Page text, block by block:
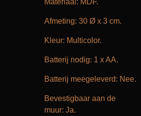
Materiaal: MDF.
Afmeting: 30 Ø x 3 cm.
Kleur: Multicolor.
Batterij nodig: 1 x AA.
Batterij meegeleverd: Nee.
Bevestigbaar aan de
muur: Ja.